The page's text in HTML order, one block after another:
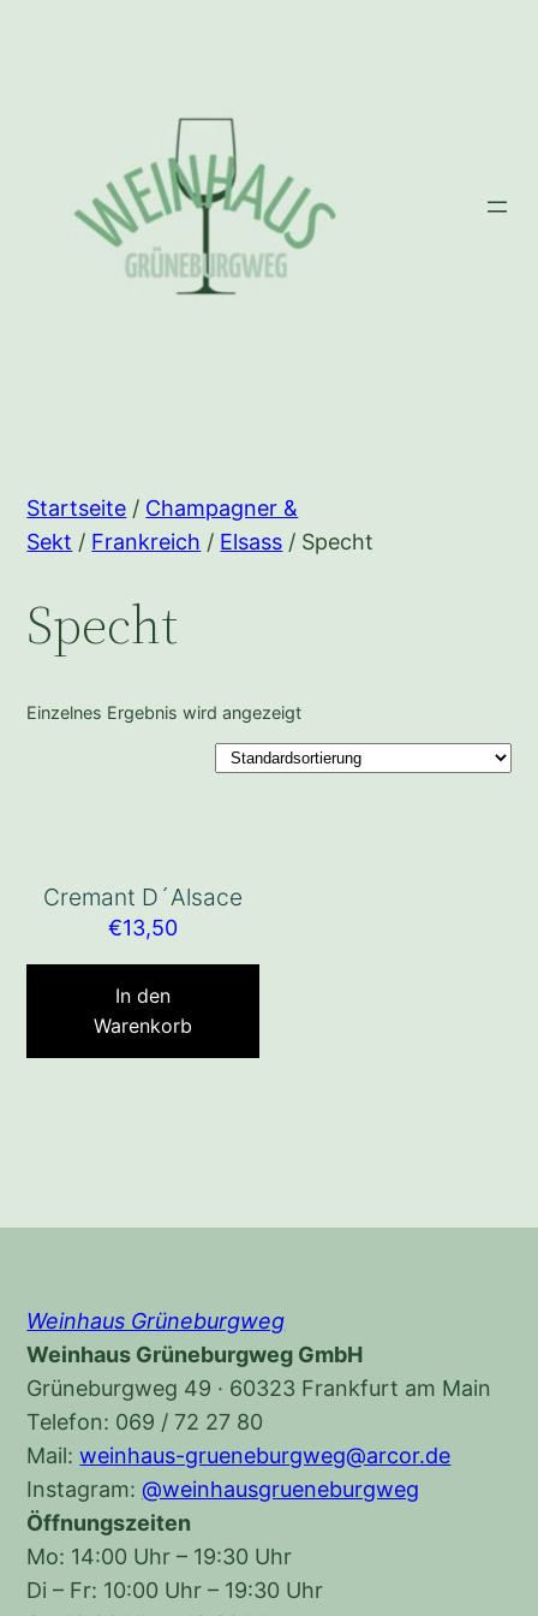
Startseite / Champagner &
Sekt / Frankreich / Elsass / Specht
Specht
Einzelnes Ergebnis wird angezeigt
Cremant D´Alsace
€13,50
In den
Warenkorb
Weinhaus Grüneburgweg
Weinhaus Grüneburgweg GmbH
Grüneburgweg 49 · 60323 Frankfurt am Main
Telefon: 069 / 72 27 80
Mail:weinhaus-grueneburgweg@arcor.de
Instagram:@weinhausgrueneburgweg
Öffnungszeiten
Mo: 14:00 Uhr – 19:30 Uhr
Di – Fr: 10:00 Uhr – 19:30 Uhr